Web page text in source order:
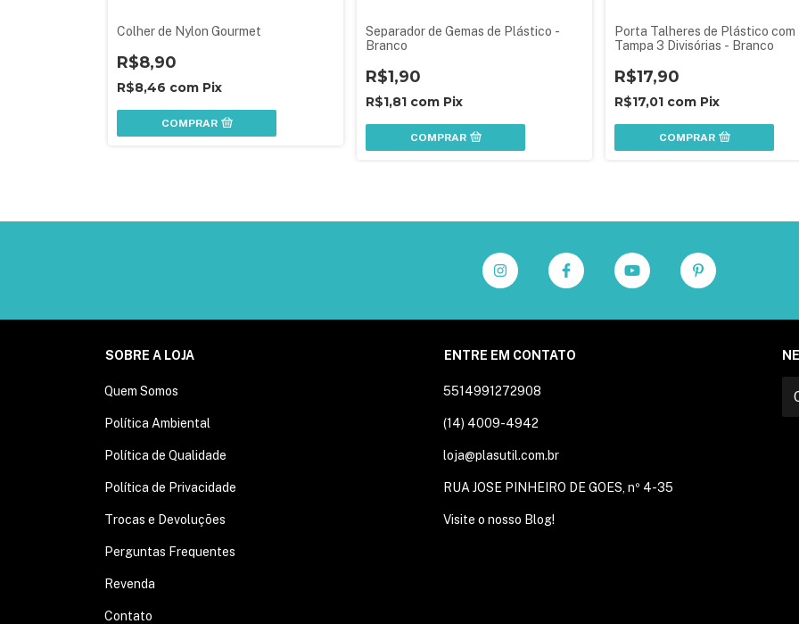
Colher de Nylon Gourmet
R$8,90
R$8,46 com Pix
COMPRAR
Separador de Gemas de Plástico -
Branco
R$1,90
R$1,81 com Pix
COMPRAR
Porta Talheres de Plástico com
Tampa 3 Divisórias - Branco
R$17,90
R$17,01 com Pix
COMPRAR
SOBRE A LOJA
Quem Somos
Política Ambiental
Política de Qualidade
Política de Privacidade
Trocas e Devoluções
Perguntas Frequentes
Revenda
Contato
ENTRE EM CONTATO
5514991272908
(14) 4009-4942
loja@plasutil.com.br
RUA JOSE PINHEIRO DE GOES, nº 4-35
Visite o nosso Blog!